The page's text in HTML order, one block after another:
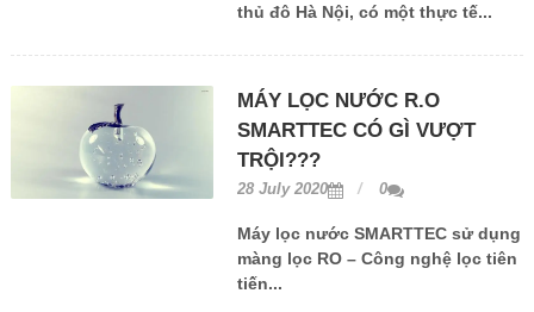
thủ đô Hà Nội, có một thực tế...
MÁY LỌC NƯỚC R.O
SMARTTEC CÓ GÌ VƯỢT
TRỘI???
28 July 2020 0
Máy lọc nước SMARTTEC sử dụng
màng lọc RO – Công nghệ lọc tiên
tiến...